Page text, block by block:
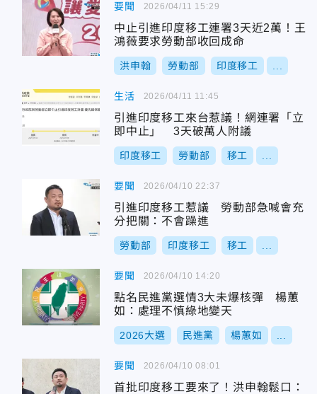
要聞
中止引進印度移工連署3天近2萬！王
鴻薇要求勞動部收回成命
洪申翰 勞動部 印度移工
2026/04/11 15:29
生活
引進印度移工來台惹議！網連署「立
即中止」 3天破萬人附議
印度移工 勞動部 移工
2026/04/11 11:45
要聞
引進印度移工惹議 勞動部急喊會充
分把關：不會躁進
勞動部 印度移工 移工
2026/04/10 22:37
要聞
點名民進黨選情3大未爆核彈 楊蕙
如：處理不慎綠地變天
2026大選 民進黨 楊蕙如
2026/04/10 14:20
要聞
首批印度移工要來了！洪申翰鬆口：
2026/04/10 08:01